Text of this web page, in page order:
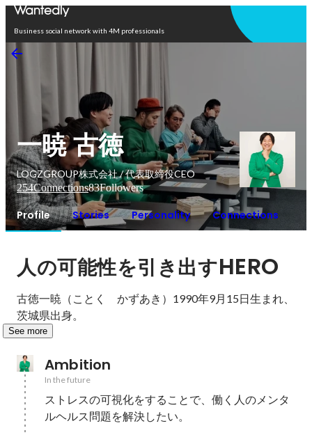
Business social network with 4M professionals
一暁 古徳
LOGZGROUP株式会社 / 代表取締役CEO
254Connections83Followers
Profile Stories Personality Connections
人の可能性を引き出すHERO
古徳一暁（ことく　かずあき）1990年9月15日生まれ、
茨城県出身。
See more
Ambition
In the future
ストレスの可視化をすることで、働く人のメンタ
ルヘルス問題を解決したい。